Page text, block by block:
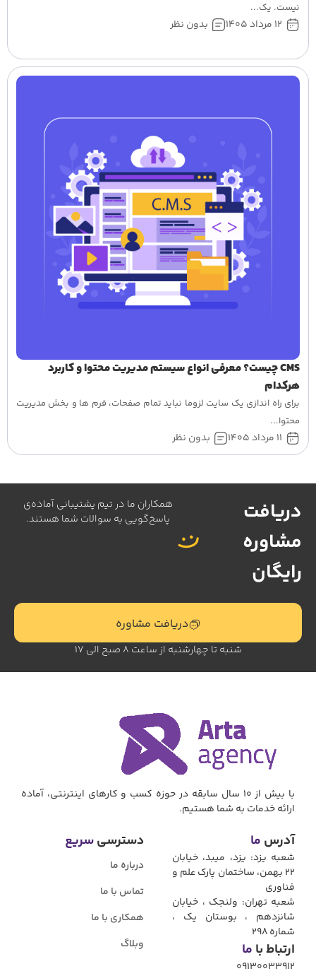
نیست. یک...
12 مرداد 1405 بدون نظر
CMS چیست؟ معرفی انواع سیستم مدیریت محتوا و کاربرد
هرکدام
برای راه اندازی یک سایت لزوما نباید تمام صفحات، فرم ها و بخش مدیریت
محتوا...
11 مرداد 1405 بدون نظر
دریافت
مشاوره
رایگان
همکاران ما در تیم پشتیبانی آماده‌ی
پاسخ‌گویی به سوالات شما هستند.
دریافت مشاوره
شنبه تا چهارشنبه از ساعت 8 صبح الی 17
با بیش از 10 سال سابقه در حوزه کسب و کارهای اینترنتی، آماده
ارائه خدمات به شما هستیم.
آدرسما
شعبه یزد: یزد، میبد، خیابان
22 بهمن، ساختمان پارک علم و
فناوری
شعبه تهران: ولنجک ، خیابان
شانزدهم ، بوستان یک ،
شماره ۲۹۸
ارتباط باما
09130033912
دسترسیسریع
درباره ما
تماس با ما
همکاری با ما
وبلاگ